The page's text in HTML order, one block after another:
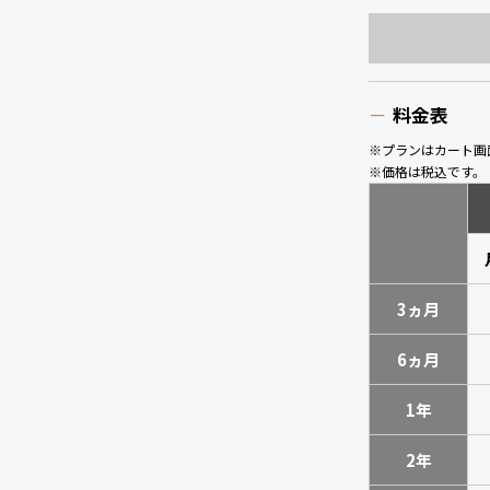
料金表
※プランはカート画
※価格は税込です。
3ヵ月
6ヵ月
1年
2年